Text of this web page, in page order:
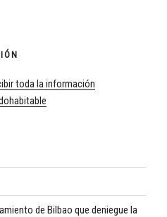
toda la información
de Bilbao que deniegue la